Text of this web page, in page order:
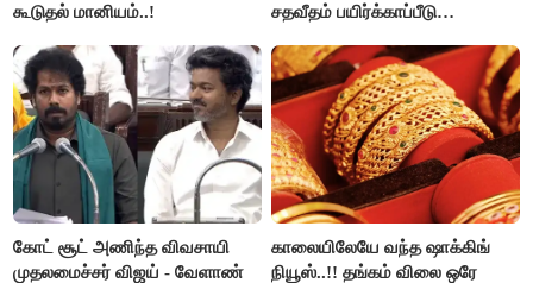
கூடுதல் மானியம்..!
சதவீதம் பயிர்க்காப்பீடு
வினோத்..!
கோட் சூட் அணிந்த விவசாயி
முதலமைச்சர் விஜய் - வேளாண்
காலையிலேயே வந்த ஷாக்கிங்
நியூஸ்..!! தங்கம் விலை ஒரே